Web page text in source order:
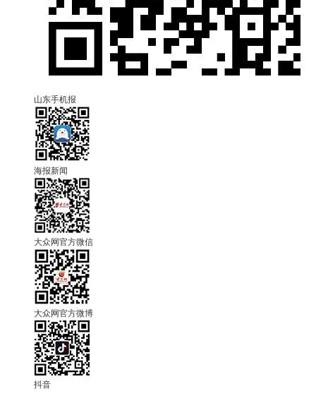
山东手机报
海报新闻
大众网官方微信
大众网官方微博
抖音